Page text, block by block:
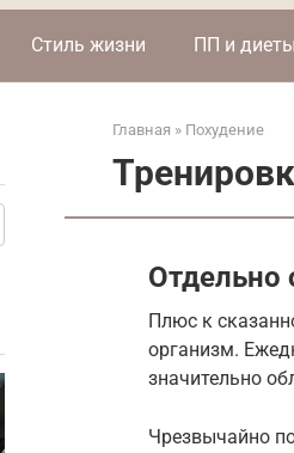
Стиль жизни ПП и диеты
Главная » Похудение
Отдельно
Плюс к
организм.
значительно
Чрезвычайно